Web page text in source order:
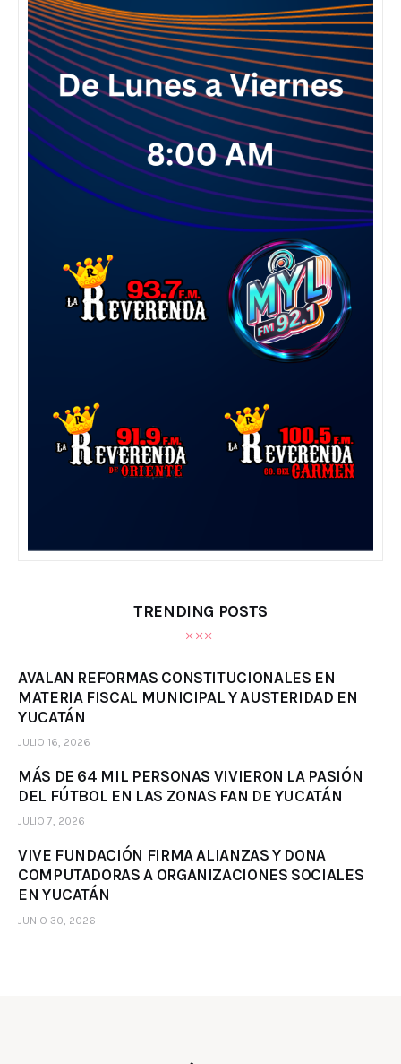
TRENDING POSTS
AVALAN REFORMAS CONSTITUCIONALES EN
MATERIA FISCAL MUNICIPAL Y AUSTERIDAD EN
YUCATÁN
JULIO 16, 2026
MÁS DE 64 MIL PERSONAS VIVIERON LA PASIÓN
DEL FÚTBOL EN LAS ZONAS FAN DE YUCATÁN
JULIO 7, 2026
VIVE FUNDACIÓN FIRMA ALIANZAS Y DONA
COMPUTADORAS A ORGANIZACIONES SOCIALES
EN YUCATÁN
JUNIO 30, 2026